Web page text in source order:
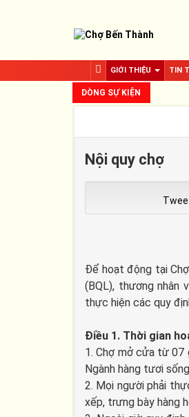
GIỚI THIỆU TIN
DÒNG SỰ KIỆN
Nội quy chợ
Để hoạt động tại Chợ
(BQL), thương nhân
thực hiện các quy
Điều 1. Thời gian
1. Chợ mở cửa từ 07
Ngành hàng tươi
2. Mọi người phải
xếp, trưng bày hàng